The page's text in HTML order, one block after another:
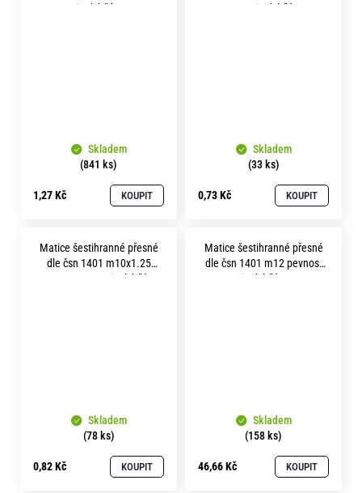
Skladem
(841 ks)
1,27 Kč KOUPIT
5.8 zinek bílý
Skladem
(33 ks)
0,73 Kč KOUPIT
Matice šestihranné přesné
dle čsn 1401 m10x1.25
pevnost 5.8 zinek bílý
Skladem
(78 ks)
0,82 Kč KOUPIT
Matice šestihranné přesné
dle čsn 1401 m12 pevnost
Skladem
(158 ks)
46,66 Kč KOUPIT